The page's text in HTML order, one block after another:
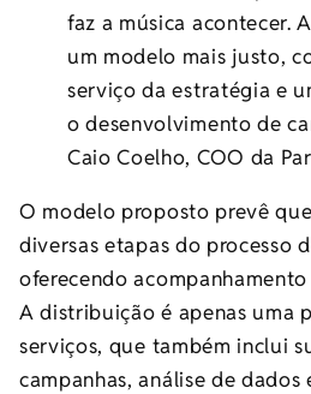
faz a música acontecer.
um modelo mais justo,
serviço da estratégia e
o desenvolvimento de
Caio Coelho, COO da
O modelo proposto prevê
diversas etapas do processo
oferecendo
A distribuição é apenas uma
serviços, que também inclui
campanhas, análise de dados